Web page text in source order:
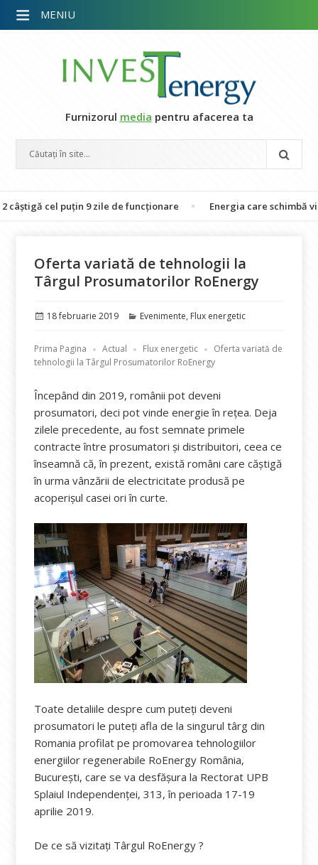
Furnizorul media pentru afacerea ta
cel puțin 9 zile de funcționare Energia care schimbă vieți:
Oferta variată de tehnologii la
Târgul Prosumatorilor RoEnergy
Publicat
18 februarie 2019 Categorii
Evenimente, Flux energetic
Prima Pagina Actual Flux energetic
Oferta variată de
tehnologii la Târgul Prosumatorilor RoEnergy
Începând din 2019, românii pot deveni
prosumatori, deci pot vinde energie în rețea. Deja
zilele precedente, au fost semnate primele
contracte între prosumatori și distribuitori, ceea ce
înseamnă că, în prezent, există români care căștigă
în urma vânzării de electricitate produsă pe
acoperișul casei ori în curte.
Toate detaliile despre cum puteți deveni
prosumatori le puteți afla de la singurul târg din
Romania profilat pe promovarea tehnologiilor
energiilor regenerabile RoEnergy România,
București, care se va desfășura la Rectorat UPB
Splaiul Independenței, 313, în perioada 17-19
aprilie 2019.
De ce să vizitați Târgul RoEnergy ?
MENIU